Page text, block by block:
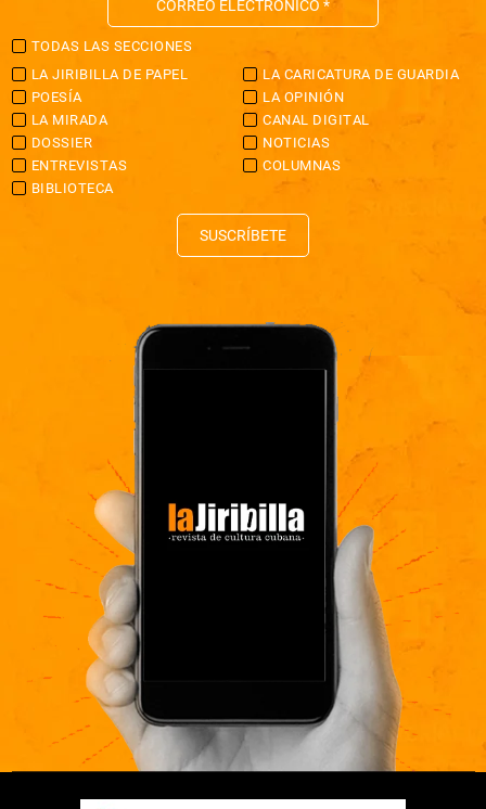
TODAS LAS SECCIONES
LA JIRIBILLA DE PAPEL
LA CARICATURA DE GUARDIA
POESÍA
LA OPINIÓN
LA MIRADA
CANAL DIGITAL
DOSSIER
NOTICIAS
ENTREVISTAS
COLUMNAS
BIBLIOTECA
SUSCRÍBETE